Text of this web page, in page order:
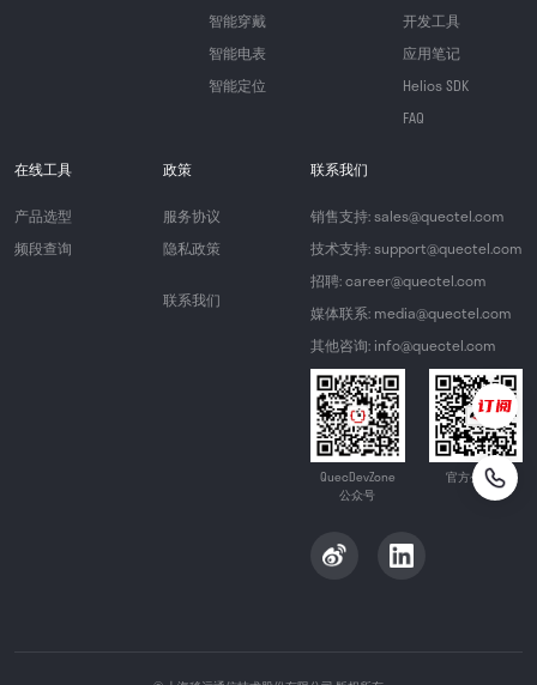
智能穿戴
智能电表
智能定位
开发工具
应用笔记
Helios SDK
FAQ
在线工具
产品选型
频段查询
政策
服务协议
隐私政策
联系我们
联系我们
销售支持: sales@quectel.com
技术支持: support@quectel.com
招聘: career@quectel.com
媒体联系: media@quectel.com
其他咨询: info@quectel.com
QuecDevZone
公众号
官方公众号